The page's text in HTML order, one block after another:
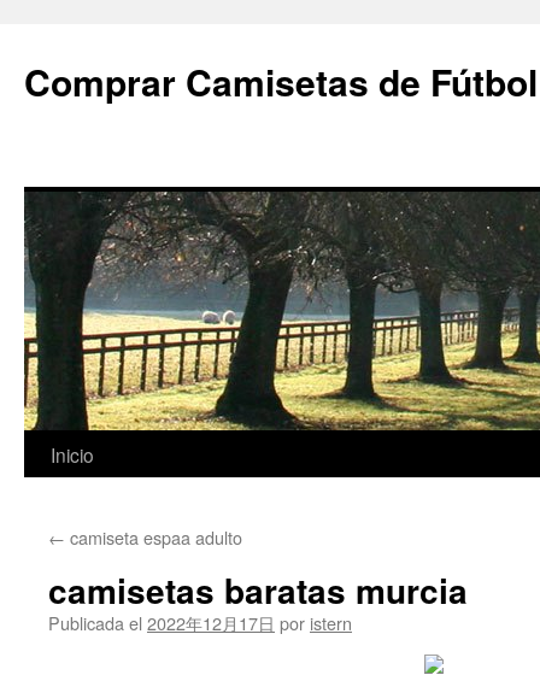
Comprar Camisetas de
Saltar
contenido
Inicio
← camiseta espaa adulto
camisetas baratas murcia
Publicada el 2022年12月17日 por istern